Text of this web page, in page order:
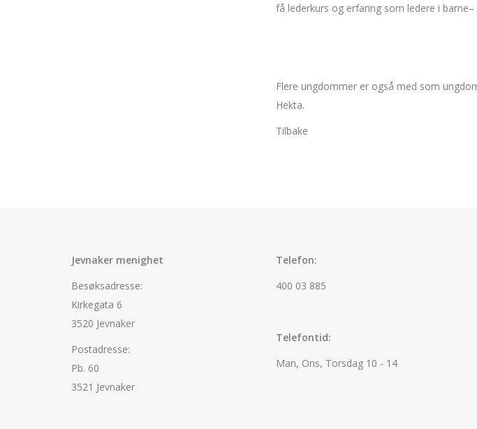
få lederkurs og erfaring som ledere i
Flere ungdommer er også med som
Hekta.
Tilbake
Jevnaker menighet
Besøksadresse:
Kirkegata 6
3520 Jevnaker
Postadresse:
Pb. 60
3521 Jevnaker
Telefon:
400 03 885
Telefontid:
Man, Ons, Torsdag 10 - 14